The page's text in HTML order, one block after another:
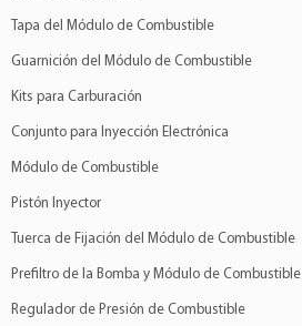
Tapa del Módulo de Combustible
Guarnición del Módulo de Combustible
Kits para Carburación
Conjunto para Inyección Electrónica
Módulo de Combustible
Pistón Inyector
Tuerca de Fijación del Módulo de Combustible
Prefiltro de la Bomba y Módulo de Combustible
Regulador de Presión de Combustible